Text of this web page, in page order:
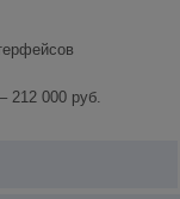
212 000 руб.